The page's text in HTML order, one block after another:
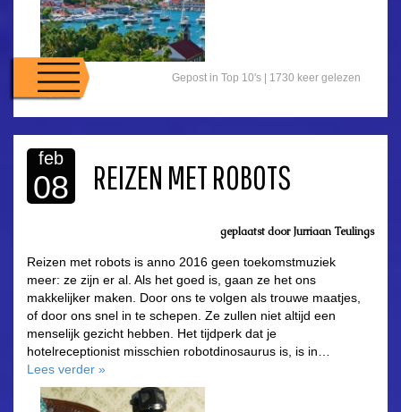
Gepost in Top 10's | 1730 keer gelezen
feb
08 REIZEN MET ROBOTS
geplaatst door Jurriaan Teulings
Reizen met robots is anno 2016 geen toekomstmuziek
meer: ze zijn er al. Als het goed is, gaan ze het ons
makkelijker maken. Door ons te volgen als trouwe maatjes,
of door ons snel in te schepen. Ze zullen niet altijd een
menselijk gezicht hebben. Het tijdperk dat je
hotelreceptionist misschien robotdinosaurus is, is in…
Lees verder »